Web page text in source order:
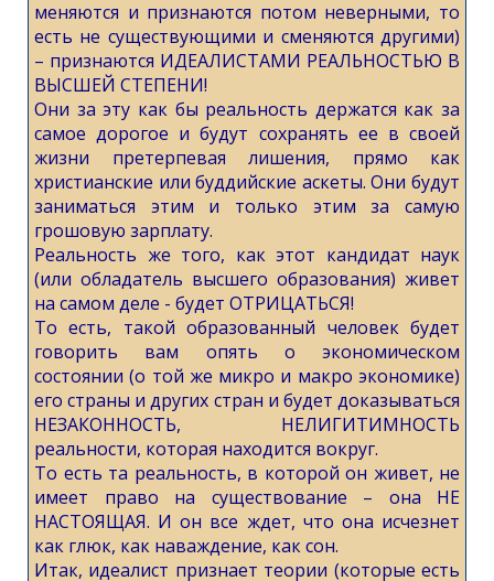
меняются и признаются потом неверными, то
есть не существующими и сменяются другими)
– признаются ИДЕАЛИСТАМИ РЕАЛЬНОСТЬЮ В
ВЫСШЕЙ СТЕПЕНИ!
Они за эту как бы реальность держатся как за
самое дорогое и будут сохранять ее в своей
жизни претерпевая лишения, прямо как
христианские или буддийские аскеты. Они будут
заниматься этим и только этим за самую
грошовую зарплату.
Реальность же того, как этот кандидат наук
(или обладатель высшего образования) живет
на самом деле - будет ОТРИЦАТЬСЯ!
То есть, такой образованный человек будет
говорить вам опять о экономическом
состоянии (о той же микро и макро экономике)
его страны и других стран и будет доказываться
НЕЗАКОННОСТЬ, НЕЛИГИТИМНОСТЬ
реальности, которая находится вокруг.
То есть та реальность, в которой он живет, не
имеет право на существование – она НЕ
НАСТОЯЩАЯ. И он все ждет, что она исчезнет
как глюк, как наваждение, как сон.
Итак, идеалист признает теории (которые есть